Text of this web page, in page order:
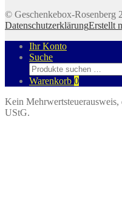
© Geschenkebox-Rosenberg
DatenschutzerklärungErstellt
Ihr Konto
Suche
Suchen
nach:
Warenkorb 0
Kein
UStG.